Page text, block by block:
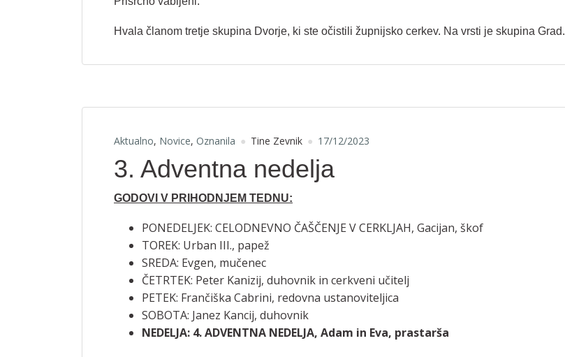
Hvala članom tretje skupina Dvorje, ki ste očistili župnijsko cerkev. Na vrsti je skupina Grad.
Aktualno, Novice, Oznanila Tine Zevnik 17/12/2023
3. Adventna nedelja
GODOVI V PRIHODNJEM TEDNU:
PONEDELJEK: CELODNEVNO ČAŠČENJE V CERKLJAH, Gacijan, škof
TOREK: Urban III., papež
SREDA: Evgen, mučenec
ČETRTEK: Peter Kanizij, duhovnik in cerkveni učitelj
PETEK: Frančiška Cabrini, redovna ustanoviteljica
SOBOTA: Janez Kancij, duhovnik
NEDELJA: 4. ADVENTNA NEDELJA, Adam in Eva, prastarša